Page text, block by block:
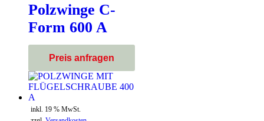
Polzwinge C-
Form 600 A
inkl. 19 % MwSt.